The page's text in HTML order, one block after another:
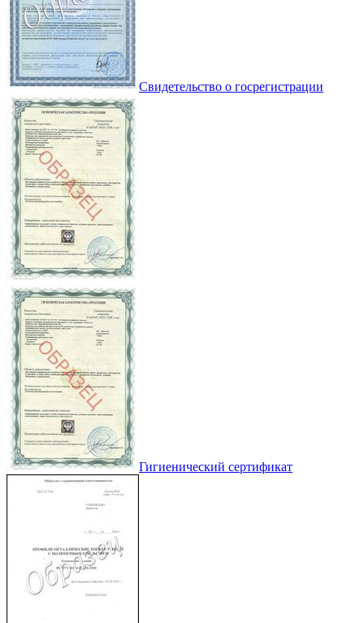
Свидетельство о госрегистрации
Гигиенический сертификат